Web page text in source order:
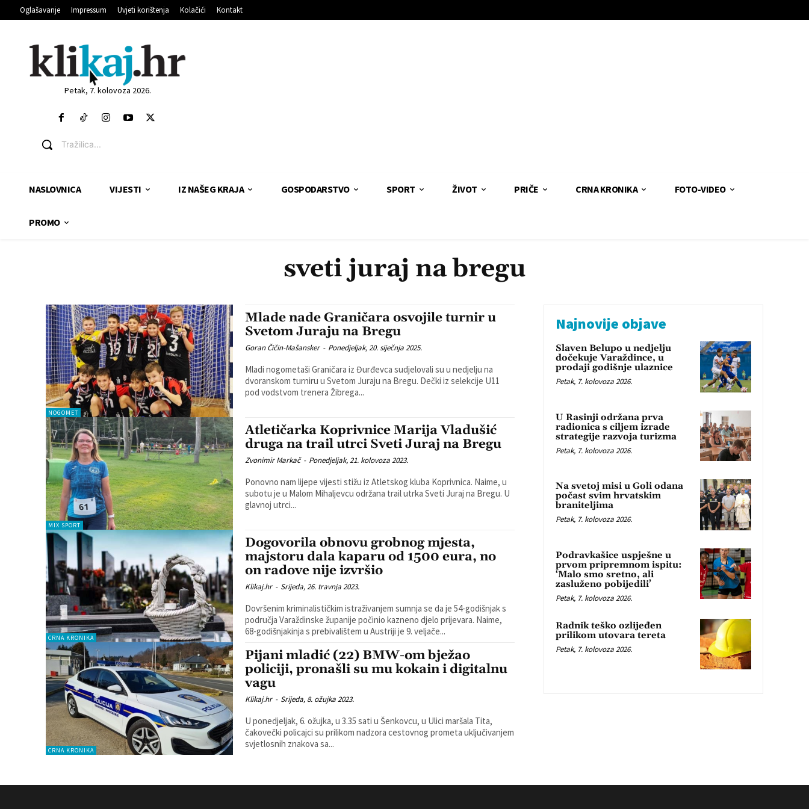
Oglašavanje Impressum Uvjeti korištenja Kolačići Kontakt
Petak, 7. kolovoza 2026.
Tražilica...
NASLOVNICA VIJESTI IZ NAŠEG KRAJA GOSPODARSTVO SPORT ŽIVOT PRIČE CRNA KRONIKA FOTO-VIDEO
PROMO
sveti juraj na bregu
NOGOMET
Mlade nade Graničara osvojile turnir u
Svetom Juraju na Bregu
Goran Čičin-Mašansker - Ponedjeljak, 20. siječnja 2025.
Mladi nogometaši Graničara iz Đurđevca sudjelovali su u nedjelju na
dvoranskom turniru u Svetom Juraju na Bregu. Dečki iz selekcije U11
pod vodstvom trenera Žibrega...
MIX SPORT
Atletičarka Koprivnice Marija Vladušić
druga na trail utrci Sveti Juraj na Bregu
Zvonimir Markač - Ponedjeljak, 21. kolovoza 2023.
Ponovno nam lijepe vijesti stižu iz Atletskog kluba Koprivnica. Naime, u
subotu je u Malom Mihaljevcu održana trail utrka Sveti Juraj na Bregu. U
glavnoj utrci...
CRNA KRONIKA
Dogovorila obnovu grobnog mjesta,
majstoru dala kaparu od 1500 eura, no
on radove nije izvršio
Klikaj.hr - Srijeda, 26. travnja 2023.
Dovršenim kriminalističkim istraživanjem sumnja se da je 54-godišnjak s
područja Varaždinske županije počinio kazneno djelo prijevara. Naime,
68-godišnjakinja s prebivalištem u Austriji je 9. veljače...
CRNA KRONIKA
Pijani mladić (22) BMW-om bježao
policiji, pronašli su mu kokain i digitalnu
vagu
Klikaj.hr - Srijeda, 8. ožujka 2023.
U ponedjeljak, 6. ožujka, u 3.35 sati u Šenkovcu, u Ulici maršala Tita,
čakovečki policajci su prilikom nadzora cestovnog prometa uključivanjem
svjetlosnih znakova sa...
Najnovije objave
Slaven Belupo u nedjelju
dočekuje Varaždince, u
prodaji godišnje ulaznice
Petak, 7. kolovoza 2026.
U Rasinji održana prva
radionica s ciljem izrade
strategije razvoja turizma
Petak, 7. kolovoza 2026.
Na svetoj misi u Goli odana
počast svim hrvatskim
braniteljima
Petak, 7. kolovoza 2026.
Podravkašice uspješne u
prvom pripremnom ispitu:
‘Malo smo sretno, ali
zasluženo pobijedili’
Petak, 7. kolovoza 2026.
Radnik teško ozlijeđen
prilikom utovara tereta
Petak, 7. kolovoza 2026.